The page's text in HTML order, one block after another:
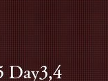
Day3,4